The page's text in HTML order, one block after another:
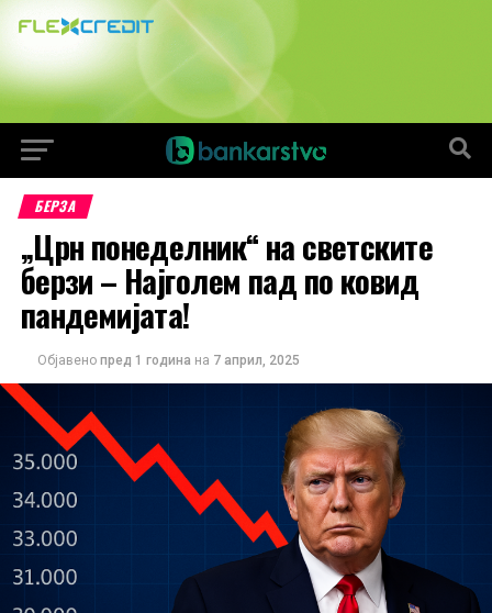
БЕРЗА
„Црн понеделник“ на светските
берзи – Најголем пад по ковид
пандемијата!
Објавено пред 1 година на 7 април, 2025